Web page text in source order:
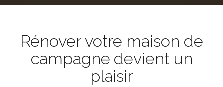
Rénover votre maison de
campagne devient un
plaisir